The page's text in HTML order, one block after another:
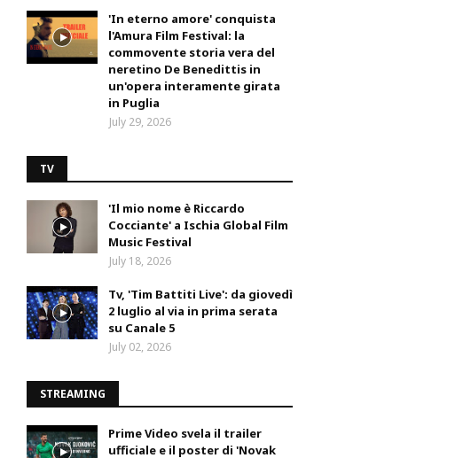
'In eterno amore' conquista
l'Amura Film Festival: la
commovente storia vera del
neretino De Benedittis in
un'opera interamente girata
in Puglia
July 29, 2026
TV
'Il mio nome è Riccardo
Cocciante' a Ischia Global Film
Music Festival
July 18, 2026
Tv, 'Tim Battiti Live': da giovedì
2 luglio al via in prima serata
su Canale 5
July 02, 2026
STREAMING
Prime Video svela il trailer
ufficiale e il poster di 'Novak